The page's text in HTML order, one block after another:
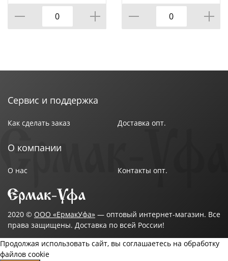
Сервис и поддержка
Как сделать заказ Доставка опт.
О компании
О нас Контакты опт.
2020 © ООО «ЕрмакУфа» — оптовый интернет-магазин. Все
права защищены. Доставка по всей России!
Продолжая использовать сайт, вы соглашаетесь на обработку
файлов cookie